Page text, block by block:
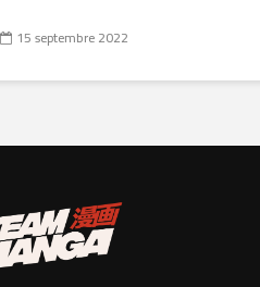
15 septembre 2022